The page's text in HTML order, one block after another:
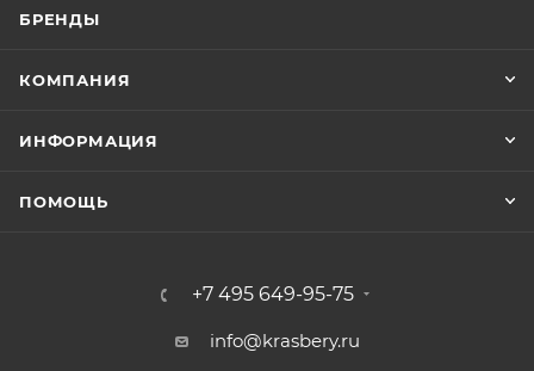
БРЕНДЫ
КОМПАНИЯ
ИНФОРМАЦИЯ
ПОМОЩЬ
+7 495 649-95-75
info@krasbery.ru